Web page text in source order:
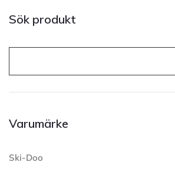
Sök produkt
Varumärke
Ski-Doo